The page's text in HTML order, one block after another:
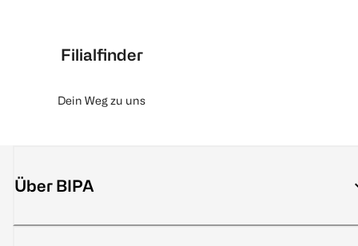
Filialfinder
Dein Weg zu uns
Über BIPA